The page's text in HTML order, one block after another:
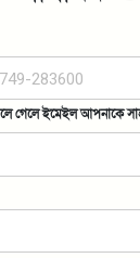
গেলে ইমেইল আপনাকে